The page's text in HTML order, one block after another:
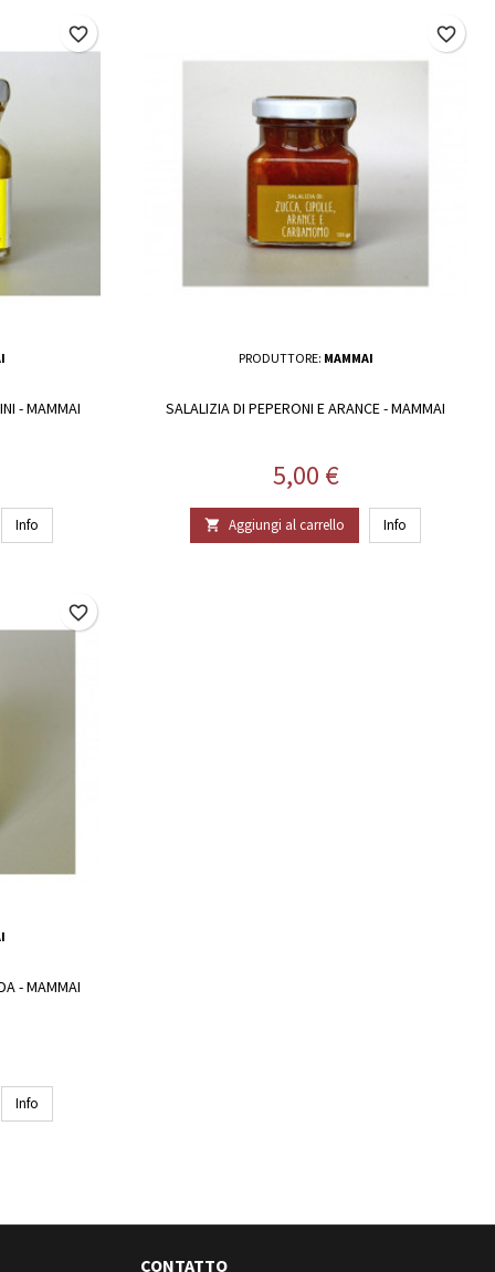
- MAMMAI
Info
favorite_border
PRODUTTORE: MAMMAI
SALALIZIA DI PEPERONI E ARANCE - MAMMAI
Prezzo
5,00 €
 Aggiungi al carrello Info
favorite_border
- MAMMAI
Info
favorite_border
CONTATTO